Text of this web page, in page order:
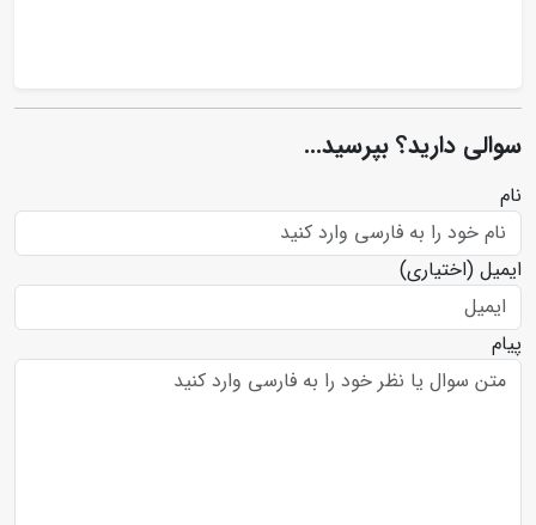
سوالی دارید؟ بپرسید...
نام
ایمیل (اختیاری)
پیام